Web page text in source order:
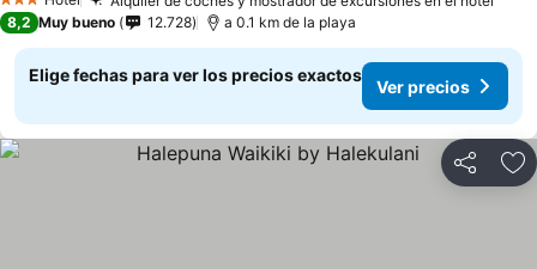
3 Estrellas
8,2 Muy bueno 12.728 a 0.1 km de la playa
Elige fechas para ver los precios exactos
Ver precios
Compartir